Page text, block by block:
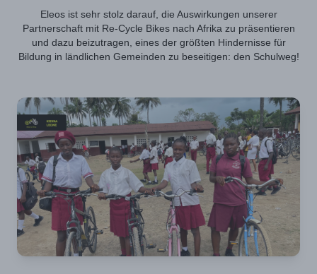
Eleos ist sehr stolz darauf, die Auswirkungen unserer
Partnerschaft mit Re-Cycle Bikes nach Afrika zu präsentieren
und dazu beizutragen, eines der größten Hindernisse für
Bildung in ländlichen Gemeinden zu beseitigen: den Schulweg!